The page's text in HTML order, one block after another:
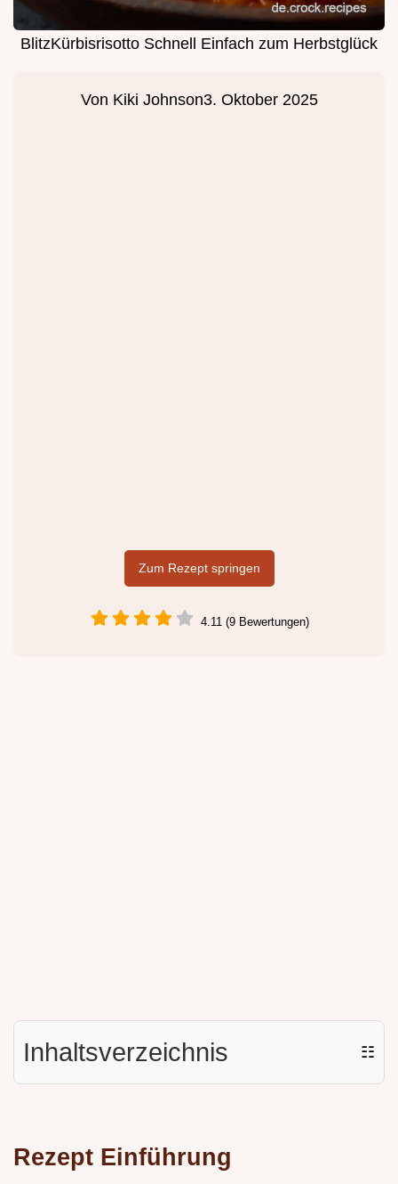
BlitzKürbisrisotto Schnell Einfach zum Herbstglück
Von Kiki Johnson3. Oktober 2025
Zum Rezept springen
4.11 (9 Bewertungen)
Inhaltsverzeichnis ☷
Rezept Einführung